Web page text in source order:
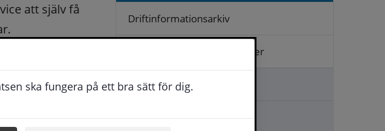
ska fungera på ett bra sätt för dig.
att själv få
under arbetstid.
Driftinformationsarkiv
Hantering av personuppgifter
Kontakta oss
Ställa en fråga